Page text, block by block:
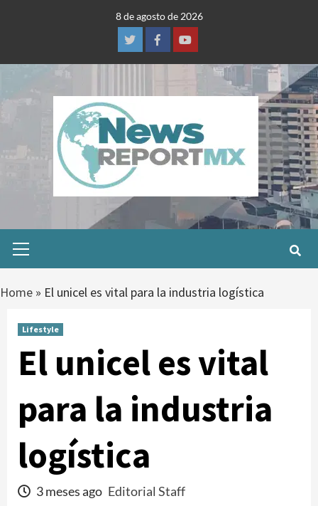
8 de agosto de 2026
TwitterFacebookYoutube
Menu
Home » El unicel es vital para la industria logística
Lifestyle
El unicel es vital
para la industria
logística
3 meses ago Editorial Staff